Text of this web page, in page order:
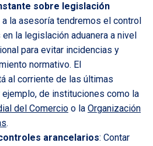
sobre legislación
a la asesoría tendremos el control
la legislación aduanera a nivel
para evitar incidencias y
normativo. El
al corriente de las últimas
de instituciones como la
del Comercio o la Organización
.
arancelarios: Contar